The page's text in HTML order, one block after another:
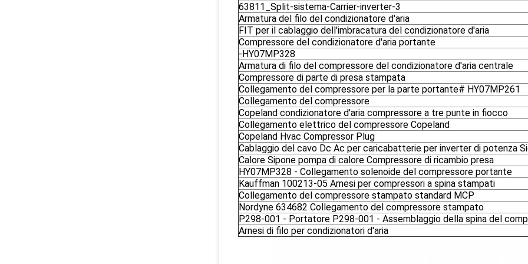
63811_Split-sistema-Carrier-inverter-3
Armatura del filo del condizionatore d'aria
FIT per il cablaggio dell'imbracatura del condizionatore d'aria
Compressore del condizionatore d'aria portante
-HY07MP328
Armatura di filo del compressore del condizionatore d'aria centrale
Compressore di parte di presa stampata
Collegamento del compressore per la parte portante# HY07MP261
Collegamento del compressore
Copeland condizionatore d'aria compressore a tre punte in fiocco
Collegamento elettrico del compressore Copeland
Copeland Hvac Compressor Plug
Cablaggio del cavo Dc Ac per caricabatterie per inverter di potenza
Calore Sipone pompa di calore Compressore di ricambio presa
HY07MP328 - Collegamento solenoide del compressore portante
Kauffman 100213-05 Arnesi per compressori a spina stampati
Collegamento del compressore stampato standard MCP
Nordyne 634682 Collegamento del compressore stampato
P298-001 - Portatore P298-001 - Assemblaggio della spina del
Arnesi di filo per condizionatori d'aria